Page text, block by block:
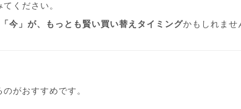
ください。
今」が、もっとも賢い買い替えタイミングかもしれませ
がおすすめです。